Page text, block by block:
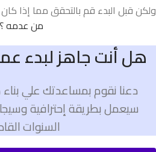
ولكن قبل البدء قم بالتحقق مما إذا كان
من عدمه ؟
هل أنت جاهز لبدء
دعنا نقوم بمساعدتك علي بناء
سيعمل بطريقة إحترافية
السنوات